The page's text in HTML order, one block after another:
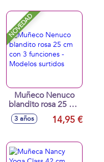
compartimentos
para guardar
accesorios y ropa. -
Modelos surtidos
NOVEDAD
Muñeco Nenuco
blandito rosa 25 cm
con 3 funciones -
Modelos surtidos
3 años 14,95 €